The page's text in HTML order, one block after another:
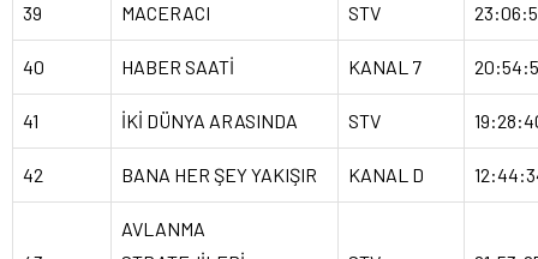
39 MACERACI STV
40 HABER SAATİ KANAL 7
41 İKİ DÜNYA ARASINDA STV
42 BANA HER ŞEY YAKIŞIR KANAL D
AVLANMA